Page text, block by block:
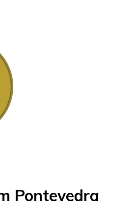
Pontevedra